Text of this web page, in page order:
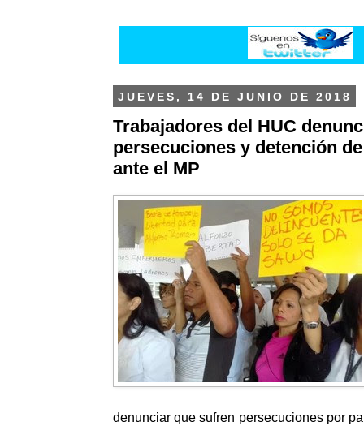
JUEVES, 14 DE JUNIO DE 2018
Trabajadores del HUC
persecuciones y detención
ante el MP
denunciar que sufren persecuciones por